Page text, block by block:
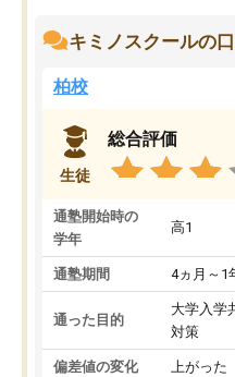
キミノスクールの
柏校
生徒
総合評価
通塾開始時の
学年
高1
通塾期間 4ヵ月～1
通った目的
大学入学
対策
偏差値の変化 上がった